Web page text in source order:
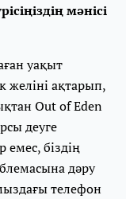
мәнісі
уақыт
ақтарып,
Out of Eden
деуге
біздің
дәру
телефон